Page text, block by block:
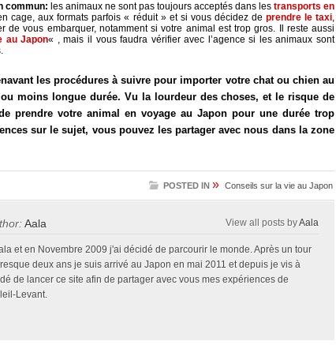
commun: les animaux ne sont pas toujours acceptés dans les transports en
cage, aux formats parfois « réduit » et si vous décidez de prendre le taxi,
de vous embarquer, notamment si votre animal est trop gros. Il reste aussi
au Japon« , mais il vous faudra vérifier avec l’agence si les animaux sont
les procédures à suivre pour importer votre chat ou chien au
moins longue durée. Vu la lourdeur des choses, et le risque de
prendre votre animal en voyage au Japon pour une durée trop
sur le sujet, vous pouvez les partager avec nous dans la zone
POSTED IN » Conseils sur la vie au Japon
Aala View all posts byAala
et en Novembre 2009 j'ai décidé de parcourir le monde. Après un tour
deux ans je suis arrivé au Japon en mai 2011 et depuis je vis à
de lancer ce site afin de partager avec vous mes expériences de
Levant.